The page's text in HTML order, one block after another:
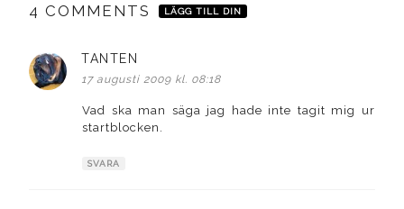
4 COMMENTS LÄGG TILL DIN
TANTEN
17 augusti 2009 kl. 08:18
Vad ska man säga jag hade inte tagit mig ur
startblocken.
SVARA